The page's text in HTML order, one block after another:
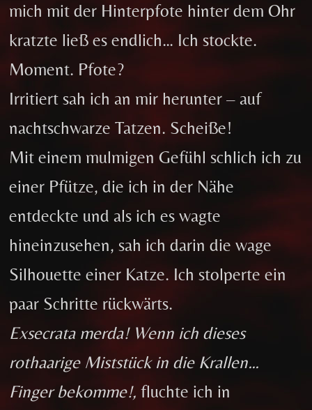
mich mit der Hinterpfote hinter dem Ohr
kratzte ließ es endlich… Ich stockte.
Moment. Pfote?
Irritiert sah ich an mir herunter – auf
nachtschwarze Tatzen. Scheiße!
Mit einem mulmigen Gefühl schlich ich zu
einer Pfütze, die ich in der Nähe
entdeckte und als ich es wagte
hineinzusehen, sah ich darin die wage
Silhouette einer Katze. Ich stolperte ein
paar Schritte rückwärts.
Exsecrata merda! Wenn ich dieses
rothaarige Miststück in die Krallen…
Finger bekomme!, fluchte ich in